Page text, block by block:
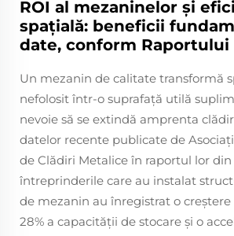
ROI al mezaninelor și
spațială: beneficii
date, conform Raportului
Un mezanin de calitate transformă
nefolosit într-o suprafață utilă
nevoie să se extindă amprenta
datelor recente publicate de
de Clădiri Metalice în raportul lor din
întreprinderile care au instalat
de mezanin au înregistrat o
28% a capacității de stocare și o